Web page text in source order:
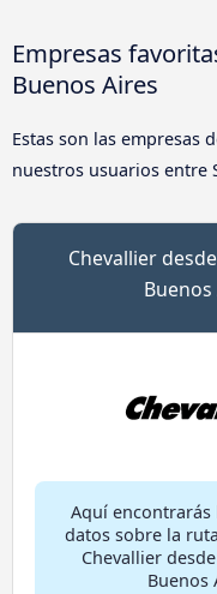
Empresas
Buenos Aires
Estas son las empresas
nuestros usuarios entre
Chevallier
Buenos
Aquí
datos sobre la
Chevallier
Buenos